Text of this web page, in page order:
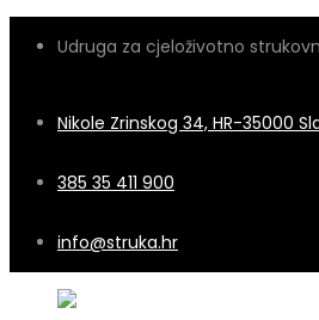
Udruga za cjeloživotno
Nikole Zrinskog 34, HR-35000
385 35 411 900
info@struka.hr